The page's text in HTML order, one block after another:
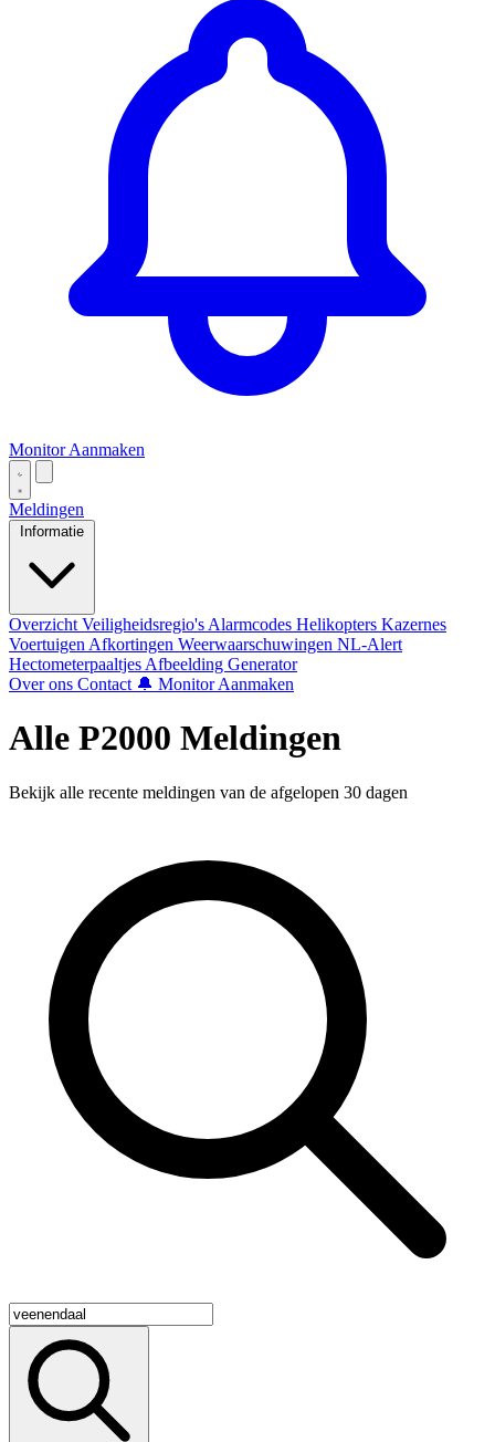
Monitor Aanmaken
Meldingen
Informatie
Overzicht Veiligheidsregio's Alarmcodes Helikopters Kazernes
Voertuigen Afkortingen Weerwaarschuwingen NL-Alert
Hectometerpaaltjes Afbeelding Generator
Over ons Contact 🔔 Monitor Aanmaken
Alle P2000 Meldingen
Bekijk alle recente meldingen van de afgelopen 30 dagen